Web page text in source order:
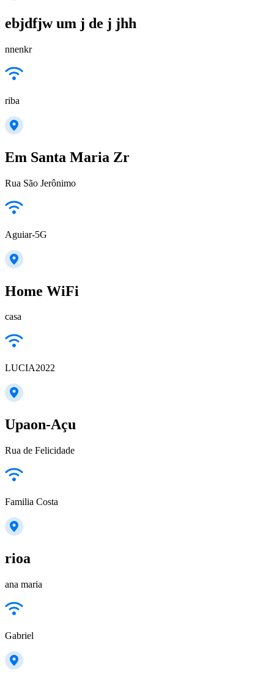
ebjdfjw um j de j jhh
nnenkr
riba
Em Santa Maria Zr
Rua São Jerônimo
Aguiar-5G
Home WiFi
casa
LUCIA2022
Upaon-Açu
Rua de Felicidade
Familia Costa
rioa
ana maria
Gabriel